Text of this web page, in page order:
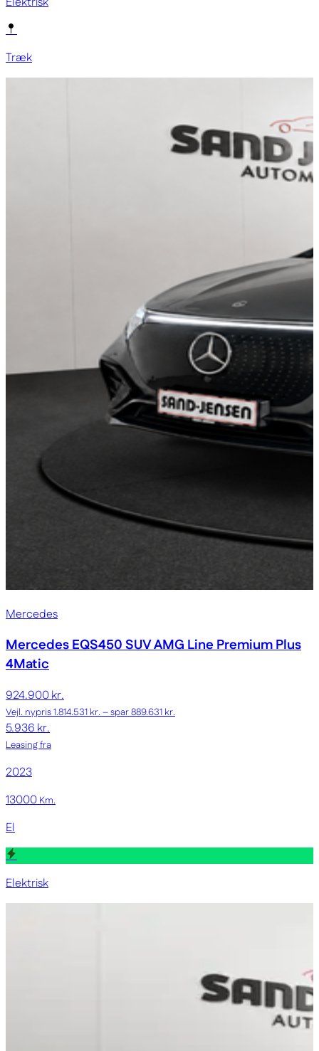
Træk
Mercedes
Mercedes EQS450 SUVAMG Line Premium Plus
4Matic
924.900 kr.
Vejl. nypris 1.814.531 kr. – spar 889.631 kr.
5.936 kr.
Leasing fra
2023
13000Km.
El
Elektrisk